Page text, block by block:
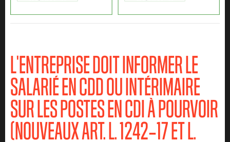
L'ENTREPRISE DOIT INFORMER LE
SALARIÉ EN CDD OU INTÉRIMAIRE
SUR LES POSTES EN CDI À POURVOIR
(NOUVEAUX ART. L. 1242‑17 ET L.